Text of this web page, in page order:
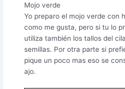
Mojo verde
Yo preparo el mojo verde con
como me gusta, pero si tu lo
utiliza también los tallos del
semillas. Por otra parte si
pique un poco mas eso se
ajo.